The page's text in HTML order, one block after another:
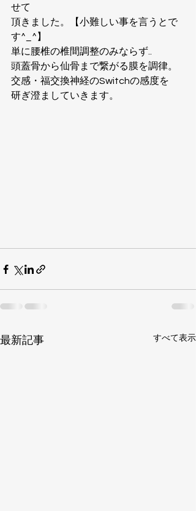
せて
頂きました。【小難しい事を言うとで
す^_^】
単に腰椎の椎間調整のみならず..
頭蓋骨から仙骨まで繋がる膜を調律。
交感・福交換神経のSwitchの感度を
研ぎ澄ましていきます。
最新記事 すべて表示